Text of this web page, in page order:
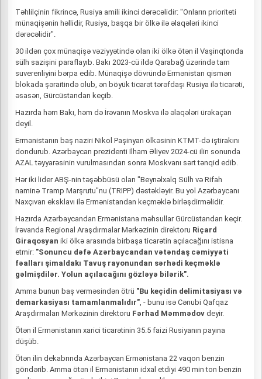
Təhlilçinin fikrincə, Rusiya amili ikinci dərəcəlidir: "Onların prioriteti
münaqişənin həllidir, Rusiya, başqa bir ölkə ilə əlaqələri ikinci
dərəcəlidir".
30 ildən çox münaqişə vəziyyətində olan iki ölkə ötən il Vaşinqtonda
sülh sazişini paraflayıb. Bakı 2023-cü ildə Qarabağ üzərində tam
suverenliyini bərpa edib. Münaqişə dövründə Ermənistan qismən
blokada şəraitində olub, ən böyük ticarət tərəfdaşı Rusiya ilə ticarəti,
əsasən, Gürcüstandan keçib.
Hazırda həm Bakı, həm də İrəvanın Moskva ilə əlaqələri ürəkaçan
deyil.
Ermənistanın baş naziri Nikol Paşinyan ölkəsinin KTMT-də iştirakını
dondurub. Azərbaycan prezidenti İlham Əliyev 2024-cü ilin sonunda
AZAL təyyarəsinin vurulmasından sonra Moskvanı sərt tənqid edib.
Hər iki lider ABŞ-nin təşəbbüsü olan "Beynəlxalq Sülh və Rifah
naminə Tramp Marşrutu"nu (TRIPP) dəstəkləyir. Bu yol Azərbaycanı
Naxçıvan eksklavı ilə Ermənistandan keçməklə birləşdirməlidir.
Hazırda Azərbaycandan Ermənistana məhsullar Gürcüstandan keçir.
İrəvanda Regional Araşdırmalar Mərkəzinin direktoru Riçard
Giraqosyan iki ölkə arasında birbaşa ticarətin açılacağını istisna
etmir: "Sonuncu dəfə Azərbaycandan vətəndaş cəmiyyəti
fəalları şimaldakı Tavuş rayonundan sərhədi keçməklə
gəlmişdilər. Yolun açılacağını gözləyə bilərik".
Amma bunun baş verməsindən ötrü "Bu keçidin delimitasiyası və
demarkasiyası tamamlanmalıdır", - bunu isə Cənubi Qafqaz
Araşdırmaları Mərkəzinin direktoru Fərhad Məmmədov deyir.
Ötən il Ermənistanın xarici ticarətinin 35.5 faizi Rusiyanın payına
düşüb.
Ötən ilin dekabrında Azərbaycan Ermənistana 22 vaqon benzin
göndərib. Amma ötən il Ermənistanın idxal etdiyi 490 min ton benzin